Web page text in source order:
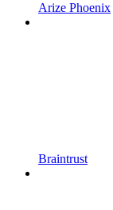
Arize Phoenix
Braintrust